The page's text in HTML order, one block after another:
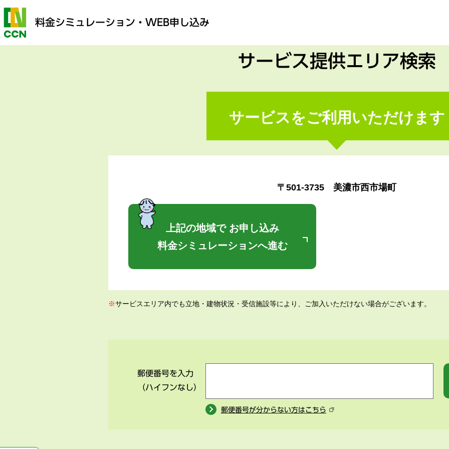
料金シミュレーション ・WEB申し込み
サービス提供エリア検索
サービスをご利用いただけます
〒501-3735 美濃市西市場町
上記の地域で お申し込み
料金シミュレーションへ進む
※サービスエリア内でも立地・建物状況・受信施設等により、ご加入いただけない場合がございます。
郵便番号を入力
（ハイフンなし）
郵便番号が分からない方はこちら